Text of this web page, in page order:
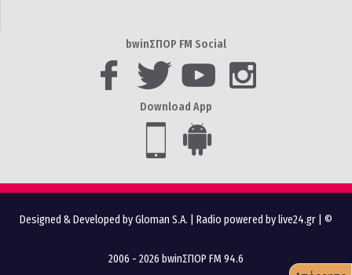
bwinΣΠΟΡ FM Social
Download App
Designed & Developed by Gloman S.A. Radio powered by live24.gr | ©
2006 - 2026 bwinΣΠΟΡ FM 94.6